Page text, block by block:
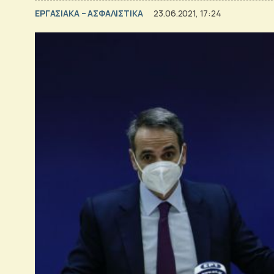
ΕΡΓΑΣΙΑΚΑ – ΑΣΦΑΛΙΣΤΙΚΑ 23.06.2021, 17:24